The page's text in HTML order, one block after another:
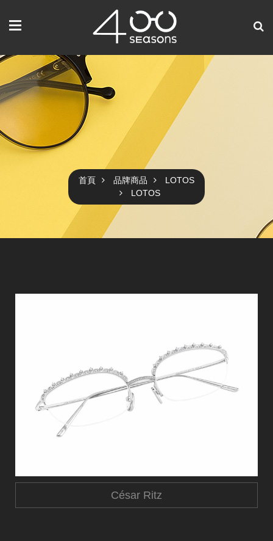
首頁 品牌商品
LOTOS
LOTOS
César Ritz